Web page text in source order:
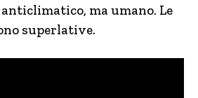
ma umano. Le
superlative.